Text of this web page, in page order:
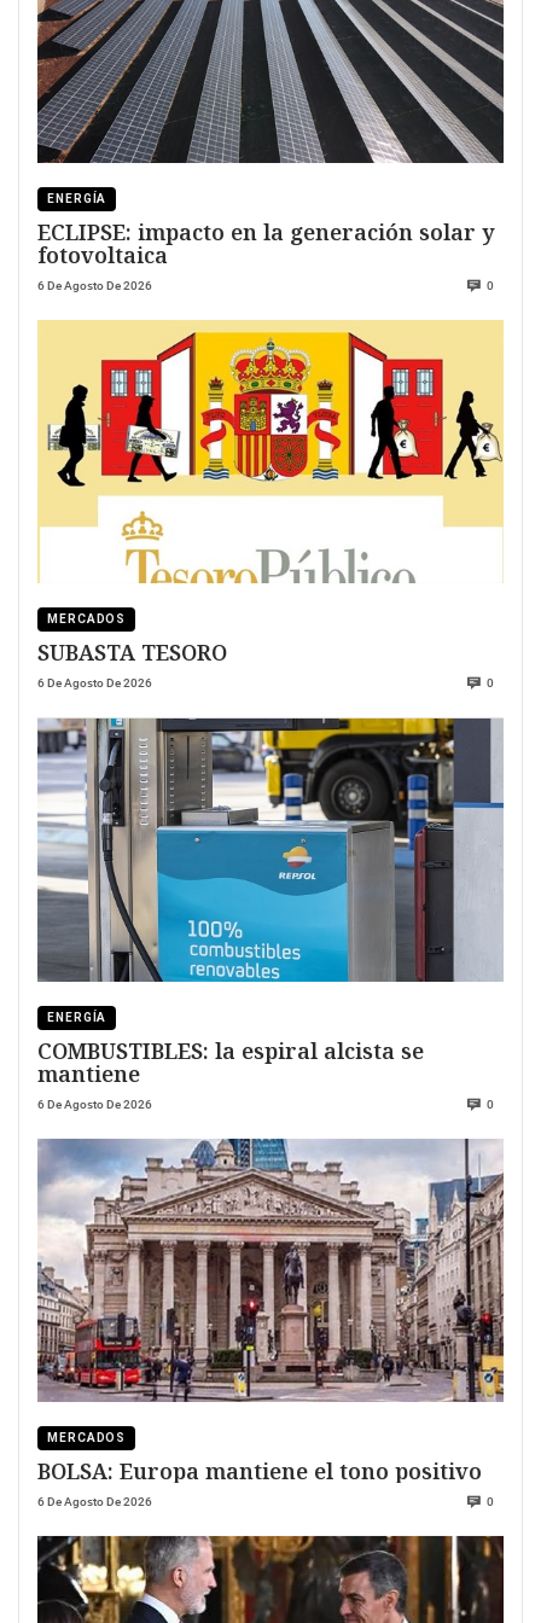
ENERGÍA
ECLIPSE: impacto en la generación solar y
fotovoltaica
6 De Agosto De 2026 0
MERCADOS
SUBASTA TESORO
6 De Agosto De 2026 0
ENERGÍA
COMBUSTIBLES: la espiral alcista se
mantiene
6 De Agosto De 2026 0
MERCADOS
BOLSA: Europa mantiene el tono positivo
6 De Agosto De 2026 0